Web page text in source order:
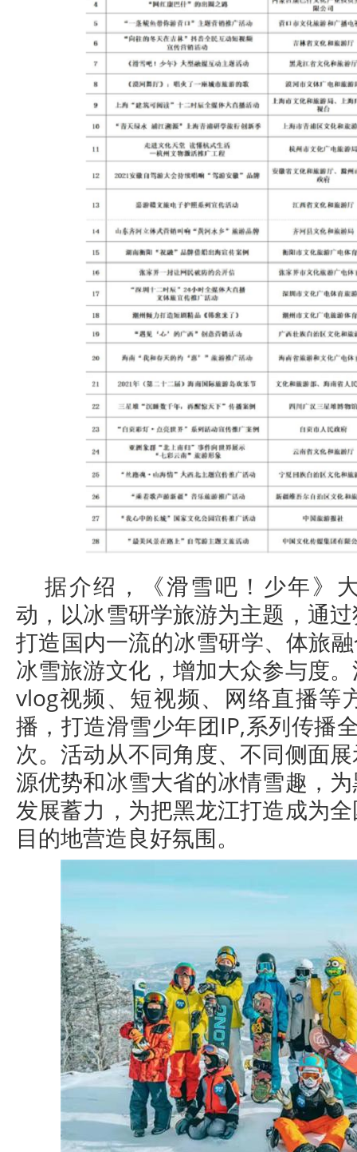
据介绍，《滑雪吧！少年》
动，以冰雪研学旅游为主题，通
打造国内一流的冰雪研学、体旅
冰雪旅游文化，增加大众参与度
vlog视频、短视频、网络直播等
播，打造滑雪少年团IP,系列传播
次。活动从不同角度、不同侧面
源优势和冰雪大省的冰情雪趣，
发展蓄力，为把黑龙江打造成为
目的地营造良好氛围。